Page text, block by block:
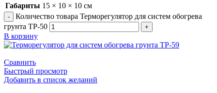
Габариты 15 × 10 × 10 см
Количество товара Терморегулятор для систем обогрева
грунта ТР-50
В корзину
Сравнить
Быстрый просмотр
Добавить в список желаний